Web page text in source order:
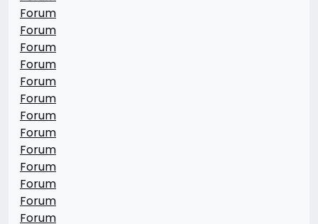
Forum
Forum
Forum
Forum
Forum
Forum
Forum
Forum
Forum
Forum
Forum
Forum
Forum